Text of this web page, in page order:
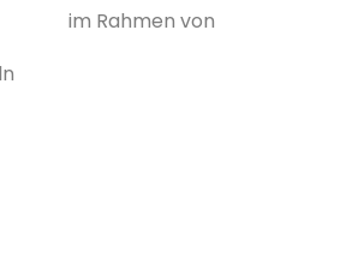
im Rahmen von